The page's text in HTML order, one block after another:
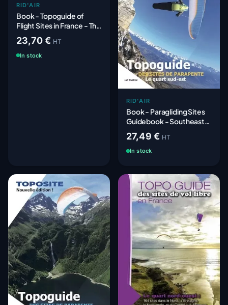
RID'AIR
Book - Topoguide of
Flight Sites in France - The
70 Best Sites
23,70 € HT
In stock
RID'AIR
Book - Paragliding Sites
Guidebook - Southeast
France
27,49 € HT
In stock